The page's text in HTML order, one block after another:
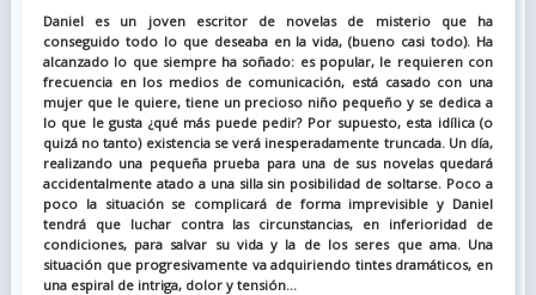
Daniel es un joven escritor de novelas de misterio que ha
conseguido todo lo que deseaba en la vida, (bueno casi todo). Ha
alcanzado lo que siempre ha soñado: es popular, le requieren con
frecuencia en los medios de comunicación, está casado con una
mujer que le quiere, tiene un precioso niño pequeño y se dedica a
lo que le gusta ¿qué más puede pedir? Por supuesto, esta idílica (o
quizá no tanto) existencia se verá inesperadamente truncada. Un día,
realizando una pequeña prueba para una de sus novelas quedará
accidentalmente atado a una silla sin posibilidad de soltarse. Poco a
poco la situación se complicará de forma imprevisible y Daniel
tendrá que luchar contra las circunstancias, en inferioridad de
condiciones, para salvar su vida y la de los seres que ama. Una
situación que progresivamente va adquiriendo tintes dramáticos, en
una espiral de intriga, dolor y tensión...